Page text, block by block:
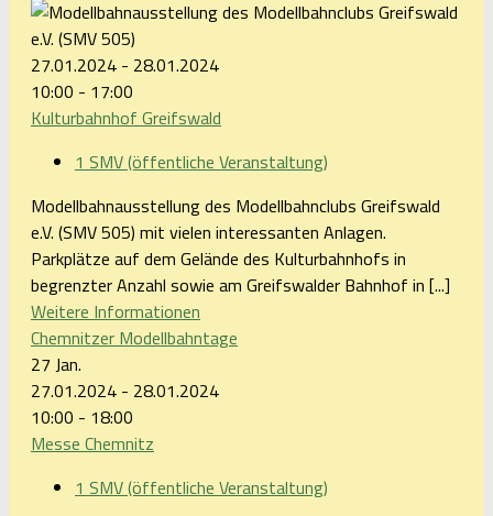
27.01.2024 - 28.01.2024
10:00 - 17:00
Kulturbahnhof Greifswald
1 SMV (öffentliche Veranstaltung)
Modellbahnausstellung des Modellbahnclubs Greifswald
e.V. (SMV 505) mit vielen interessanten Anlagen.
Parkplätze auf dem Gelände des Kulturbahnhofs in
begrenzter Anzahl sowie am Greifswalder Bahnhof in [...]
Weitere Informationen
Chemnitzer Modellbahntage
27 Jan.
27.01.2024 - 28.01.2024
10:00 - 18:00
Messe Chemnitz
1 SMV (öffentliche Veranstaltung)